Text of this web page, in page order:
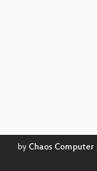
by Chaos Computer